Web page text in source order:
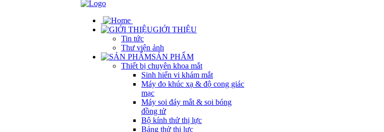
GIỚI THIỆU
Tin tức
Thư viện ảnh
SẢN PHẨM
Thiết bị chuyên khoa mắt
Sinh hiển vi khám mắt
Máy đo khúc xạ & độ cong giác
mạc
Máy soi đáy mắt & soi bóng
đồng tử
Bộ kính thử thị lực
Bảng thử thị lực